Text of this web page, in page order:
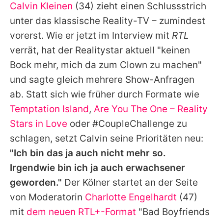
Alle Themen auf Promiflash
Jobs
App runterladen
Team
Redaktionelle Richtlinien
Impressum
Datenschutzerklärung
Nutzungsbedingungen
Utiq verwalten
Calvin Kleinen (34) zieht einen Schlussstrich
unter das klassische Reality-TV – zumindest
vorerst. Wie er jetzt im Interview mit RTL
verrät, hat der Realitystar aktuell "keinen
Bock mehr, mich da zum Clown zu machen"
und sagte gleich mehrere Show-Anfragen
ab. Statt sich wie früher durch Formate wie
Temptation Island, Are You The One – Reality
Stars in Love oder #CoupleChallenge zu
schlagen, setzt Calvin seine Prioritäten neu:
"Ich bin das ja auch nicht mehr so.
Irgendwie bin ich ja auch erwachsener
geworden." Der Kölner startet an der Seite
von Moderatorin Charlotte Engelhardt (47)
mit dem neuen RTL+-Format "Bad Boyfriends